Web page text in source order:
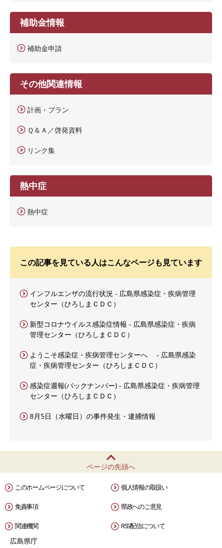
補助金情報
補助金申請
その他関連情報
計画・プラン
Ｑ＆Ａ／啓発資料
リンク集
熱中症
熱中症
この記事を見ている人はこんなページも見ています
インフルエンザの流行状況 - 広島県感染症・疾病管理
センター（ひろしまＣＤＣ）
新型コロナウイルス感染症情報 - 広島県感染症・疾病
管理センター（ひろしまＣＤＣ）
ようこそ感染症・疾病管理センターへ - 広島県感染
症・疾病管理センター（ひろしまＣＤＣ）
感染症週報(バックナンバー) - 広島県感染症・疾病管理
センター（ひろしまＣＤＣ）
8月5日（水曜日）の事件発生・逮捕情報
ページの先頭へ
このホームページについて 個人情報の取扱い
免責事項 県政へのご意見
関連機関 RSS配信について
広島県庁